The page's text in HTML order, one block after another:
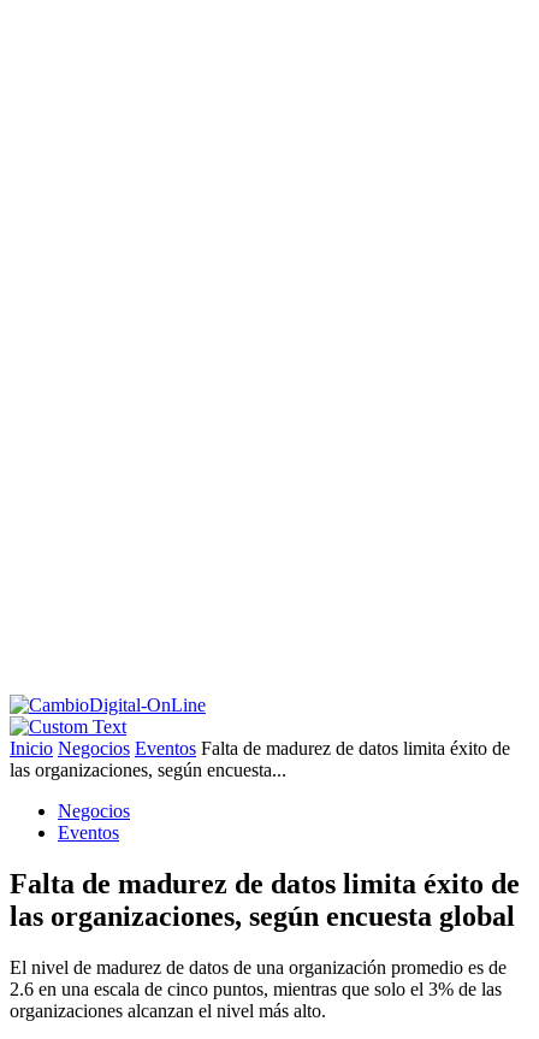
Inicio Negocios Eventos Falta de madurez de datos limita éxito de
las organizaciones, según encuesta...
Negocios
Eventos
Falta de madurez de datos limita éxito de
las organizaciones, según encuesta global
El nivel de madurez de datos de una organización promedio es de
2.6 en una escala de cinco puntos, mientras que solo el 3% de las
organizaciones alcanzan el nivel más alto.